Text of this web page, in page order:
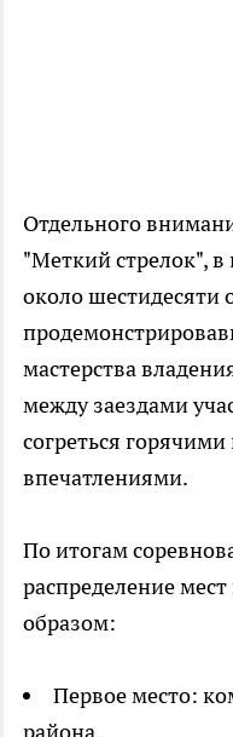
Отдельного
"Меткий стрелок",
около шестидесяти
мастерства
между заездами
согреться
впечатлениями.
По итогам
распределение
образом:
Первое место: